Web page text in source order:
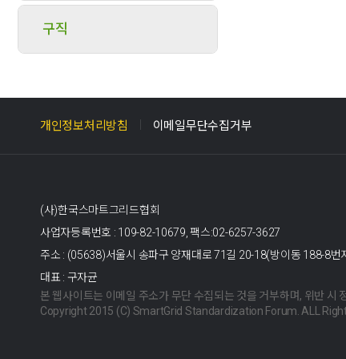
구직
개인정보처리방침 이메일무단수집거부
(사)한국스마트그리드협회
사업자등록번호 : 109-82-10679, 팩스:02-6257-3627
주소 : (05638)서울시 송파구 양재대로 71길 20-18(방이동 188-8번
대표 : 구자균
본 웹사이트는 이메일 주소가 무단 수집되는 것을 거부하며, 위반 시
Copyright 2015 (C) SmartGrid Standardization Forum. ALL